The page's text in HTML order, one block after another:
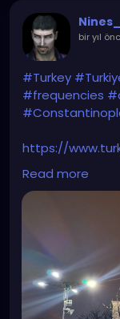
bir yıl
#Turkey
#frequencies
https://
refutes-haarp-
april-23-
Read more